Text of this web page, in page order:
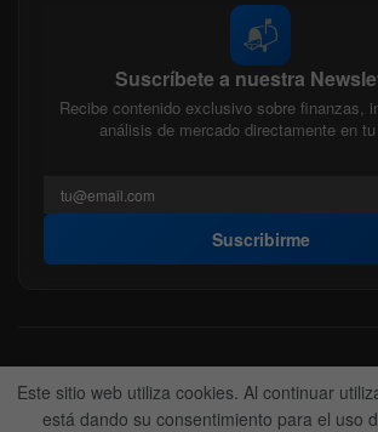
📬
Suscríbete a nuestra
Recibe contenido exclusivo sobre finanzas,
análisis de mercado directamente en tu
Suscribirme
Acerca de nosotros Politica Editorial
Contactanos
Anunciate
Este sitio web utiliza cookies. Al continuar
está dando su consentimiento para el uso